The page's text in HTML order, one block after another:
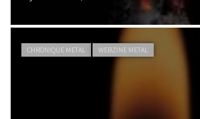
CHRONIQUE METAL WEBZINE METAL